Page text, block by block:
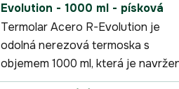
Evolution - 1000 ml - písková
Termolar Acero R-Evolution je
odolná nerezová termoska s
objemem 1000 ml, která je
pro pohodlné dolévání yerba maté